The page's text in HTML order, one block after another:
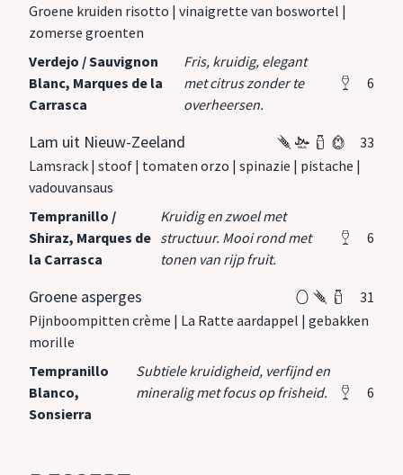
Groene kruiden risotto | vinaigrette van boswortel |
zomerse groenten
Verdejo / Sauvignon
Blanc, Marques de la
Carrasca
Fris, kruidig, elegant
met citrus zonder te
overheersen.
6
Lam uit Nieuw-Zeeland
33
Lamsrack | stoof | tomaten orzo | spinazie | pistache |
vadouvansaus
Tempranillo /
Shiraz, Marques de
la Carrasca
Kruidig en zwoel met
structuur. Mooi rond met
tonen van rijp fruit.
6
Groene asperges
31
Pijnboompitten crème | La Ratte aardappel | gebakken
morille
Tempranillo
Blanco,
Sonsierra
Subtiele kruidigheid, verfijnd en
mineralig met focus op frisheid.
6